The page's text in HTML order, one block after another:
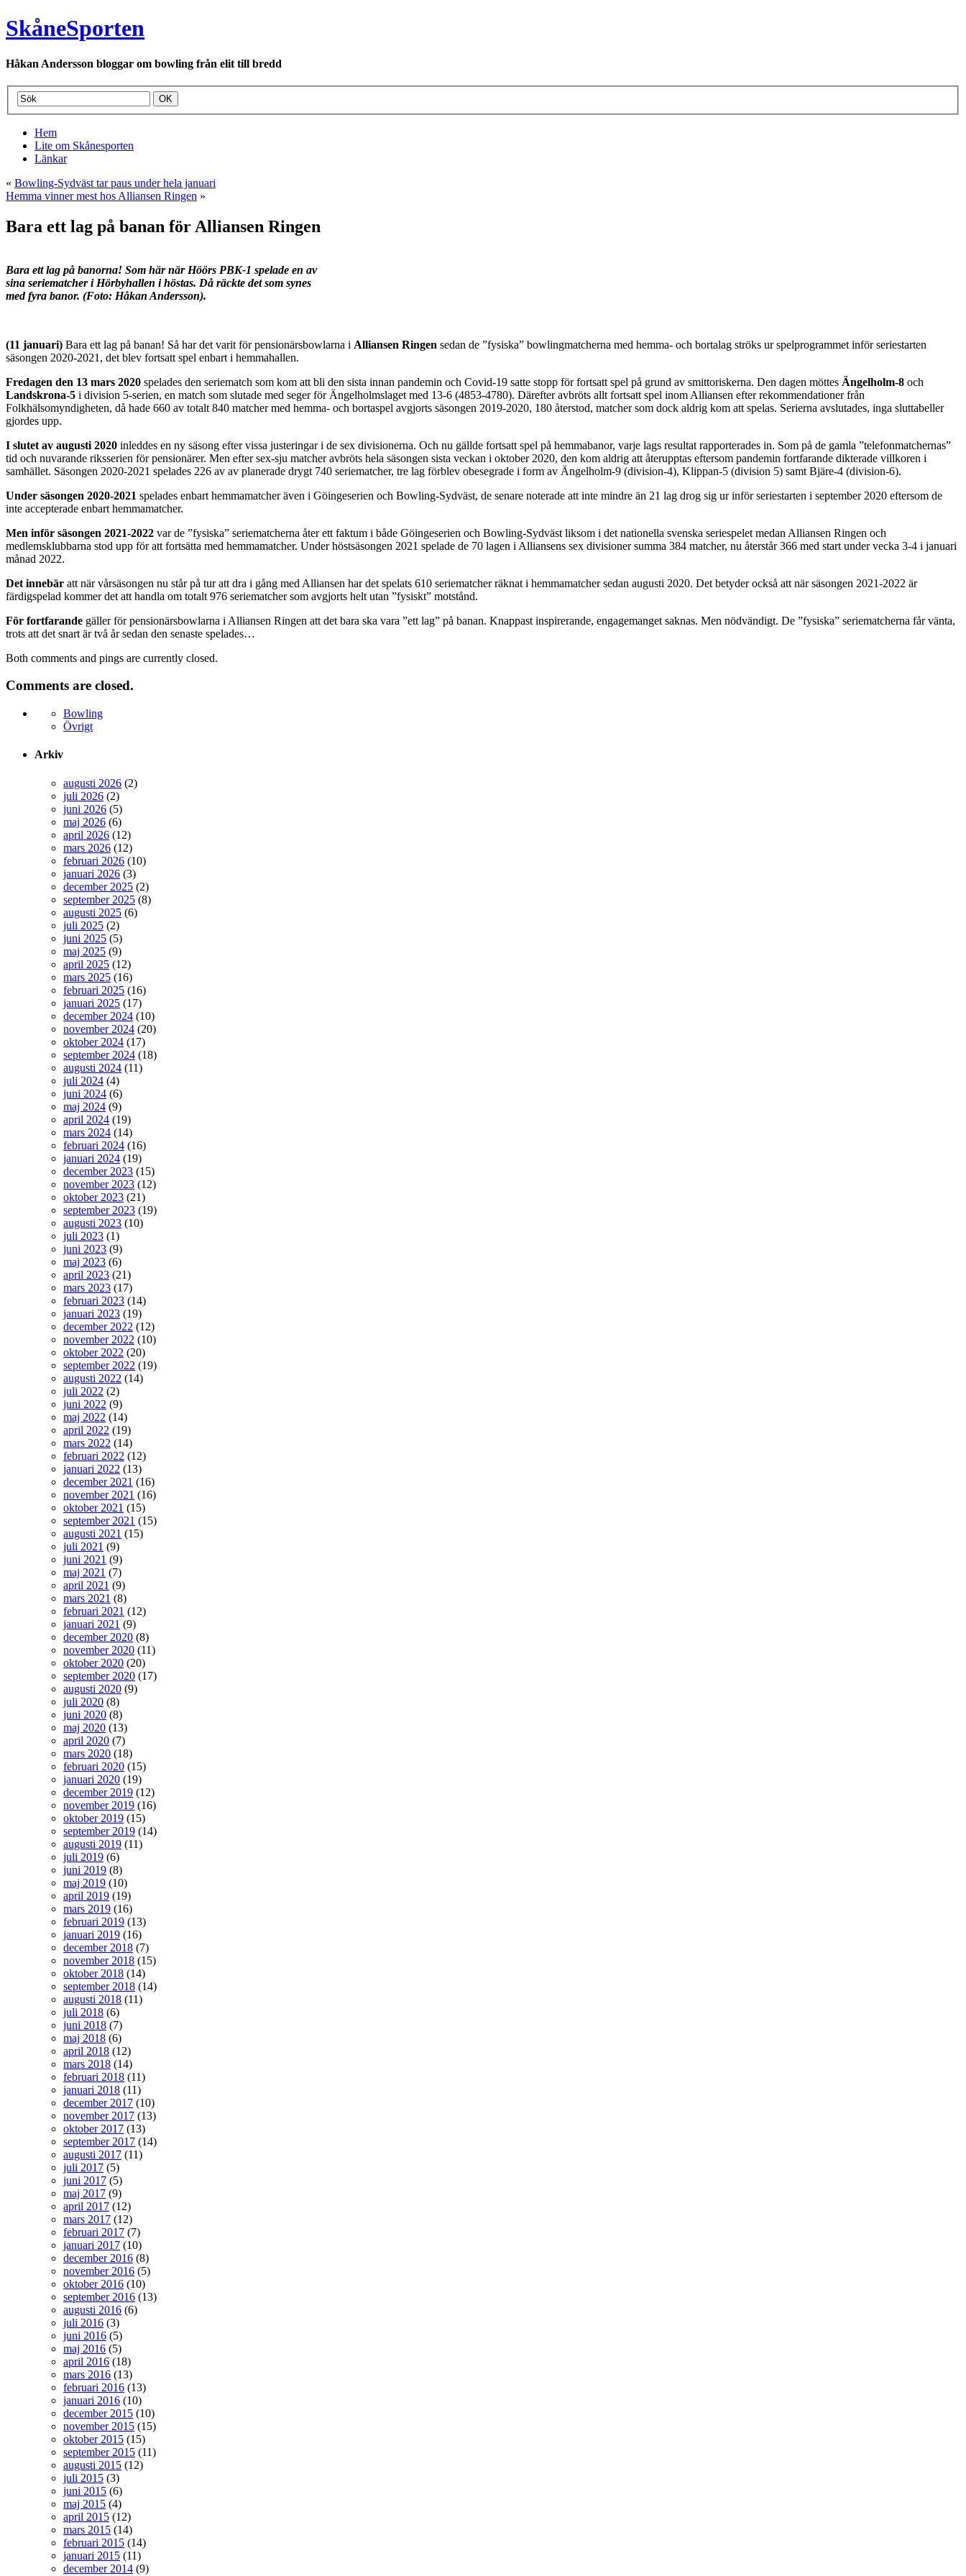
SkåneSporten
Håkan Andersson bloggar om bowling från elit till bredd
Hem
Lite om Skånesporten
Länkar
« Bowling-Sydväst tar paus under hela januari
Hemma vinner mest hos Alliansen Ringen »
Bara ett lag på banan för Alliansen Ringen
Bara ett lag på banorna! Som här när Höörs PBK-1 spelade en av
sina seriematcher i Hörbyhallen i höstas. Då räckte det som synes
med fyra banor. (Foto: Håkan Andersson).
(11 januari) Bara ett lag på banan! Så har det varit för pensionärsbowlarna i Alliansen Ringen sedan de ”fysiska” bowlingmatcherna med hemma- och bortalag ströks ur spelprogrammet inför seriestarten
säsongen 2020-2021, det blev fortsatt spel enbart i hemmahallen.
Fredagen den 13 mars 2020 spelades den seriematch som kom att bli den sista innan pandemin och Covid-19 satte stopp för fortsatt spel på grund av smittoriskerna. Den dagen möttes Ängelholm-8 och
Landskrona-5 i division 5-serien, en match som slutade med seger för Ängelholmslaget med 13-6 (4853-4780). Därefter avbröts allt fortsatt spel inom Alliansen efter rekommendationer från
Folkhälsomyndigheten, då hade 660 av totalt 840 matcher med hemma- och bortaspel avgjorts säsongen 2019-2020, 180 återstod, matcher som dock aldrig kom att spelas. Serierna avslutades, inga sluttabeller
gjordes upp.
I slutet av augusti 2020 inleddes en ny säsong efter vissa justeringar i de sex divisionerna. Och nu gällde fortsatt spel på hemmabanor, varje lags resultat rapporterades in. Som på de gamla ”telefonmatchernas”
tid och nuvarande riksserien för pensionärer. Men efter sex-sju matcher avbröts hela säsongen sista veckan i oktober 2020, den kom aldrig att återupptas eftersom pandemin fortfarande dikterade villkoren i
samhället. Säsongen 2020-2021 spelades 226 av av planerade drygt 740 seriematcher, tre lag förblev obesegrade i form av Ängelholm-9 (division-4), Klippan-5 (division 5) samt Bjäre-4 (division-6).
Under säsongen 2020-2021 spelades enbart hemmamatcher även i Göingeserien och Bowling-Sydväst, de senare noterade att inte mindre än 21 lag drog sig ur inför seriestarten i september 2020 eftersom de
inte accepterade enbart hemmamatcher.
Men inför säsongen 2021-2022 var de ”fysiska” seriematcherna åter ett faktum i både Göingeserien och Bowling-Sydväst liksom i det nationella svenska seriespelet medan Alliansen Ringen och
medlemsklubbarna stod upp för att fortsätta med hemmamatcher. Under höstsäsongen 2021 spelade de 70 lagen i Alliansens sex divisioner summa 384 matcher, nu återstår 366 med start under vecka 3-4 i januari
månad 2022.
Det innebär att när vårsäsongen nu står på tur att dra i gång med Alliansen har det spelats 610 seriematcher räknat i hemmamatcher sedan augusti 2020. Det betyder också att när säsongen 2021-2022 är
färdigspelad kommer det att handla om totalt 976 seriematcher som avgjorts helt utan ”fysiskt” motstånd.
För fortfarande gäller för pensionärsbowlarna i Alliansen Ringen att det bara ska vara ”ett lag” på banan. Knappast inspirerande, engagemanget saknas. Men nödvändigt. De ”fysiska” seriematcherna får vänta,
trots att det snart är två år sedan den senaste spelades…
Both comments and pings are currently closed.
Comments are closed.
Bowling
Övrigt
Arkiv
augusti 2026 (2)
juli 2026 (2)
juni 2026 (5)
maj 2026 (6)
april 2026 (12)
mars 2026 (12)
februari 2026 (10)
januari 2026 (3)
december 2025 (2)
september 2025 (8)
augusti 2025 (6)
juli 2025 (2)
juni 2025 (5)
maj 2025 (9)
april 2025 (12)
mars 2025 (16)
februari 2025 (16)
januari 2025 (17)
december 2024 (10)
november 2024 (20)
oktober 2024 (17)
september 2024 (18)
augusti 2024 (11)
juli 2024 (4)
juni 2024 (6)
maj 2024 (9)
april 2024 (19)
mars 2024 (14)
februari 2024 (16)
januari 2024 (19)
december 2023 (15)
november 2023 (12)
oktober 2023 (21)
september 2023 (19)
augusti 2023 (10)
juli 2023 (1)
juni 2023 (9)
maj 2023 (6)
april 2023 (21)
mars 2023 (17)
februari 2023 (14)
januari 2023 (19)
december 2022 (12)
november 2022 (10)
oktober 2022 (20)
september 2022 (19)
augusti 2022 (14)
juli 2022 (2)
juni 2022 (9)
maj 2022 (14)
april 2022 (19)
mars 2022 (14)
februari 2022 (12)
januari 2022 (13)
december 2021 (16)
november 2021 (16)
oktober 2021 (15)
september 2021 (15)
augusti 2021 (15)
juli 2021 (9)
juni 2021 (9)
maj 2021 (7)
april 2021 (9)
mars 2021 (8)
februari 2021 (12)
januari 2021 (9)
december 2020 (8)
november 2020 (11)
oktober 2020 (20)
september 2020 (17)
augusti 2020 (9)
juli 2020 (8)
juni 2020 (8)
maj 2020 (13)
april 2020 (7)
mars 2020 (18)
februari 2020 (15)
januari 2020 (19)
december 2019 (12)
november 2019 (16)
oktober 2019 (15)
september 2019 (14)
augusti 2019 (11)
juli 2019 (6)
juni 2019 (8)
maj 2019 (10)
april 2019 (19)
mars 2019 (16)
februari 2019 (13)
januari 2019 (16)
december 2018 (7)
november 2018 (15)
oktober 2018 (14)
september 2018 (14)
augusti 2018 (11)
juli 2018 (6)
juni 2018 (7)
maj 2018 (6)
april 2018 (12)
mars 2018 (14)
februari 2018 (11)
januari 2018 (11)
december 2017 (10)
november 2017 (13)
oktober 2017 (13)
september 2017 (14)
augusti 2017 (11)
juli 2017 (5)
juni 2017 (5)
maj 2017 (9)
april 2017 (12)
mars 2017 (12)
februari 2017 (7)
januari 2017 (10)
december 2016 (8)
november 2016 (5)
oktober 2016 (10)
september 2016 (13)
augusti 2016 (6)
juli 2016 (3)
juni 2016 (5)
maj 2016 (5)
april 2016 (18)
mars 2016 (13)
februari 2016 (13)
januari 2016 (10)
december 2015 (10)
november 2015 (15)
oktober 2015 (15)
september 2015 (11)
augusti 2015 (12)
juli 2015 (3)
juni 2015 (6)
maj 2015 (4)
april 2015 (12)
mars 2015 (14)
februari 2015 (14)
januari 2015 (11)
december 2014 (9)